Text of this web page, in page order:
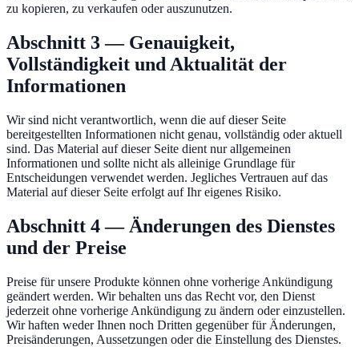
zu kopieren, zu verkaufen oder auszunutzen.
Abschnitt 3 — Genauigkeit,
Vollständigkeit und Aktualität der
Informationen
Wir sind nicht verantwortlich, wenn die auf dieser Seite
bereitgestellten Informationen nicht genau, vollständig oder aktuell
sind. Das Material auf dieser Seite dient nur allgemeinen
Informationen und sollte nicht als alleinige Grundlage für
Entscheidungen verwendet werden. Jegliches Vertrauen auf das
Material auf dieser Seite erfolgt auf Ihr eigenes Risiko.
Abschnitt 4 — Änderungen des Dienstes
und der Preise
Preise für unsere Produkte können ohne vorherige Ankündigung
geändert werden. Wir behalten uns das Recht vor, den Dienst
jederzeit ohne vorherige Ankündigung zu ändern oder einzustellen.
Wir haften weder Ihnen noch Dritten gegenüber für Änderungen,
Preisänderungen, Aussetzungen oder die Einstellung des Dienstes.